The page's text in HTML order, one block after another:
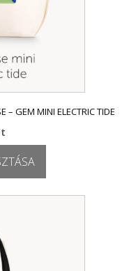
– GEM MINI ELECTRIC TIDE